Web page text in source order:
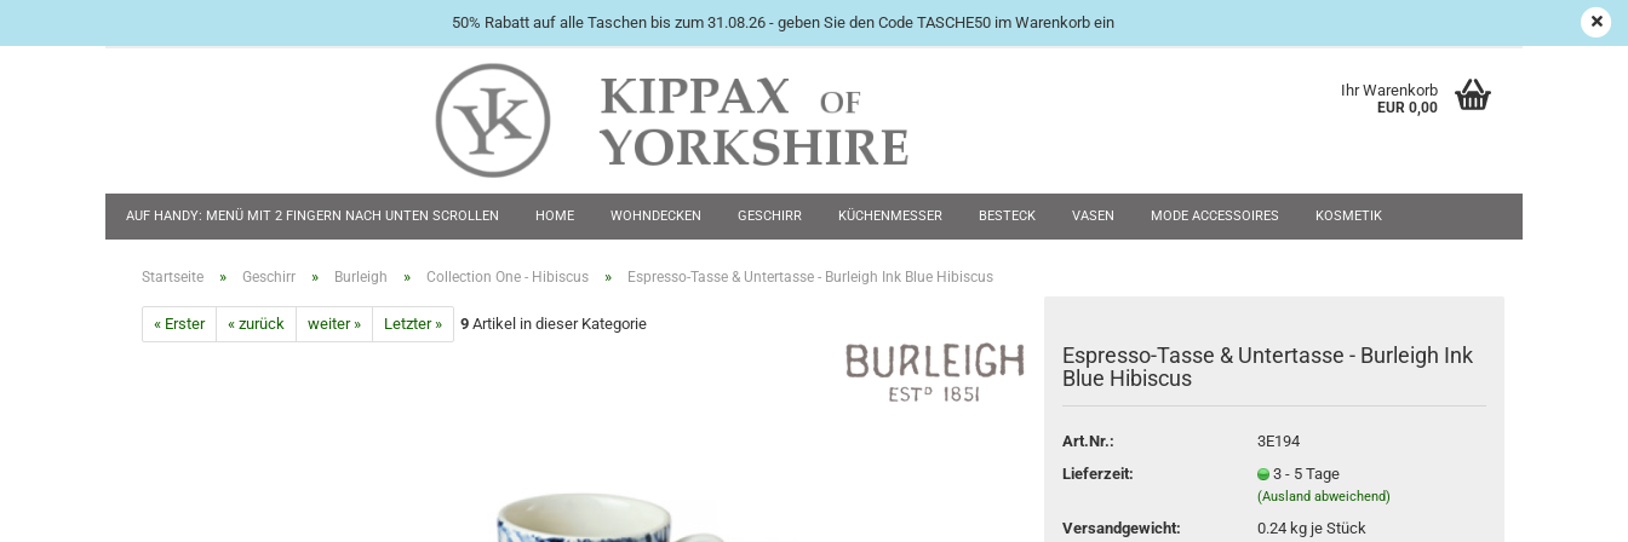
International English Language Shop
Konto erstellen
Ihr Warenkorb
EUR 0,00
50% Rabatt auf alle Taschen bis zum 31.08.26 - geben Sie den Code TASCHE50 im Warenkorb ein
AUF HANDY: MENÜ MIT 2 FINGERN NACH UNTEN SCROLLEN HOME WOHNDECKEN GESCHIRR KÜCHENMESSER BESTECK VASEN MODE ACCESSOIRES KOSMETIK
Startseite » Geschirr » Burleigh » Collection One - Hibiscus » Espresso-Tasse & Untertasse - Burleigh Ink Blue Hibiscus
« Erster « zurück weiter » Letzter » 9 Artikel in dieser Kategorie
Espresso-Tasse & Untertasse - Burleigh Ink
Blue Hibiscus
Art.Nr.:
3E194
Lieferzeit:
3 - 5 Tage
(Ausland abweichend)
Versandgewicht: 0.24kg je Stück